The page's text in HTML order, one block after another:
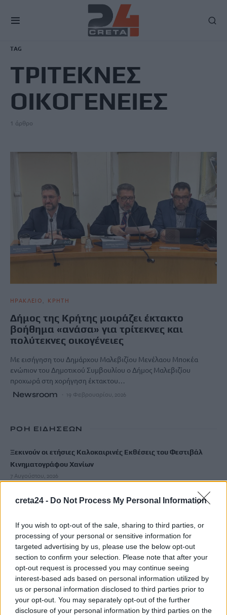
creta24 - Do Not Process My Personal Information
If you wish to opt-out of the sale, sharing to third parties, or
processing of your personal or sensitive information for
targeted advertising by us, please use the below opt-out
section to confirm your selection. Please note that after your
opt-out request is processed you may continue seeing
interest-based ads based on personal information utilized by
us or personal information disclosed to third parties prior to
your opt-out. You may separately opt-out of the further
disclosure of your personal information by third parties on the
TAG
ΤΡΙΤΕΚΝΕΣ
ΟΙΚΟΓΕΝΕΙΕΣ
1 άρθρο
ΗΡΑΚΛΕΙΟ ΚΡΗΤΗ
Δήμος της Κρήτης μοιράζει έκτακτο
βοήθημα «ανάσα» για τρίτεκνες και
πολύτεκνες οικογένειες
Με εισήγηση του Δημάρχου Μαλεβιζίου Μενέλαου Μποκέα
ενώπιον του Δημοτικού Συμβουλίου ο Δήμος Μαλεβιζίου
προχωρά στη χορήγηση έκτακτου…
Newsroom 19 Φεβρουαρίου, 2026
ΡΟΗ ΕΙΔΗΣΕΩΝ
Ξεκινούν οι ετήσιες Καλοκαιρινές Εκθέσεις του Φεστιβάλ
Κινηματογράφου Χανίων
7 Αυγούστου, 2026
Ισπανία: Απολιθώματα αποκαλύπτουν ότι οι πρώτοι
7 Αυγούστου, 2026
Σοκαριστικές αποκαλύψεις του FBI μετά το Μουντιάλ: «Θα
ανατινάξω τον Μέσι με τέσσερις βόμβες»
7 Αυγούστου, 2026
ΗΠΑ: Δασκάλα χορού κατηγορείται για σεξουαλική